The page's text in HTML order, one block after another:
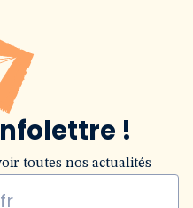
!
toutes nos actualités